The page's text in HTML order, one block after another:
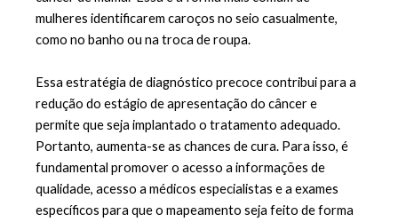
mulheres identificarem caroços no seio casualmente,
como no banho ou na troca de roupa.
Essa estratégia de diagnóstico precoce contribui para a
redução do estágio de apresentação do câncer e
permite que seja implantado o tratamento adequado.
Portanto, aumenta-se as chances de cura. Para isso, é
fundamental promover o acesso a informações de
qualidade, acesso a médicos especialistas e a exames
específicos para que o mapeamento seja feito de forma